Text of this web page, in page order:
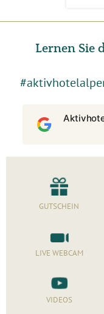
Lernen Sie
GUTSCHEIN
LIVE WEBCAM
VIDEOS